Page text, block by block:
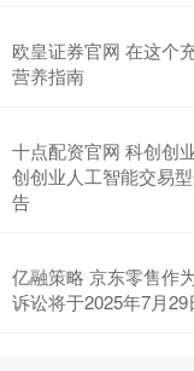
欧皇证券官网 在这个
营养指南
十点配资官网 科创创
创创业人工智能交易
告
亿融策略 京东零售作
诉讼将于2025年7月29